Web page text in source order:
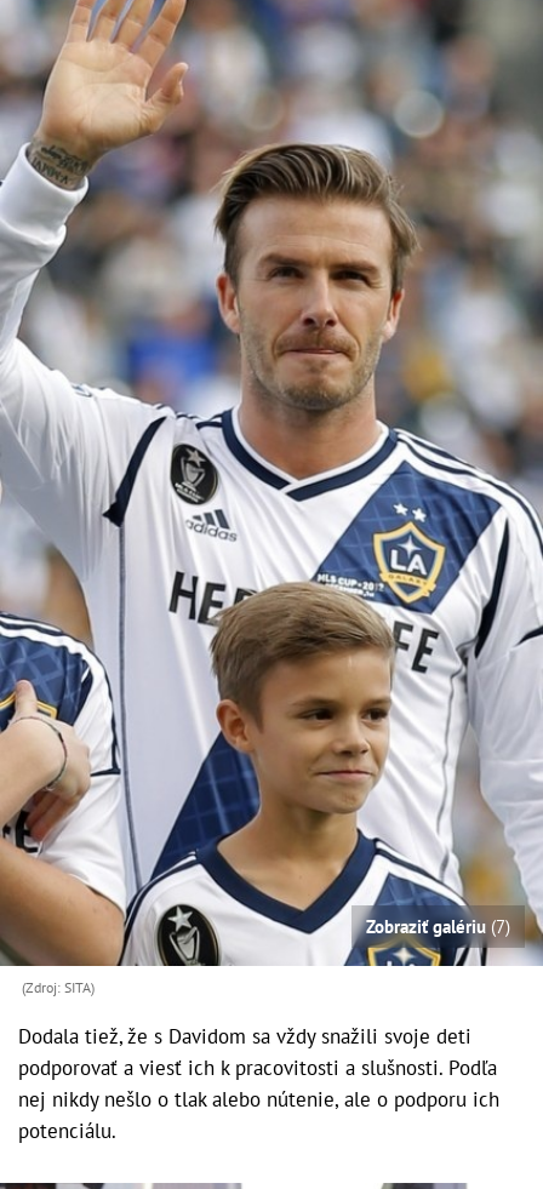
Zobraziť galériu (7)
(Zdroj: SITA)
Dodala tiež, že s Davidom sa vždy snažili svoje deti
podporovať a viesť ich k pracovitosti a slušnosti. Podľa
nej nikdy nešlo o tlak alebo nútenie, ale o podporu ich
potenciálu.